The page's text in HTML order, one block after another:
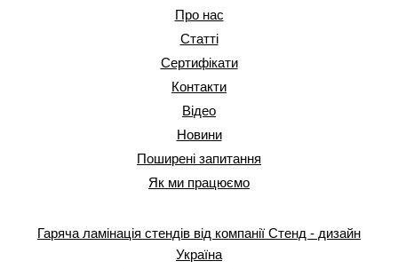
Про нас
Статті
Сертифікати
Контакти
Відео
Новини
Поширені запитання
Як ми працюємо
Гаряча ламінація стендів від компанії Стенд - дизайн
Україна